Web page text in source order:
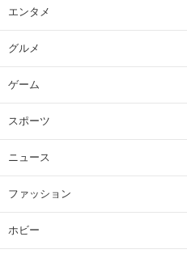
エンタメ
グルメ
ゲーム
スポーツ
ニュース
ファッション
ホビー